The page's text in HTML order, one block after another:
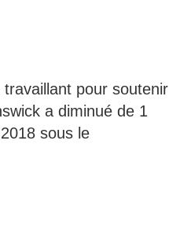
pour soutenir
a diminué de 1
sous le